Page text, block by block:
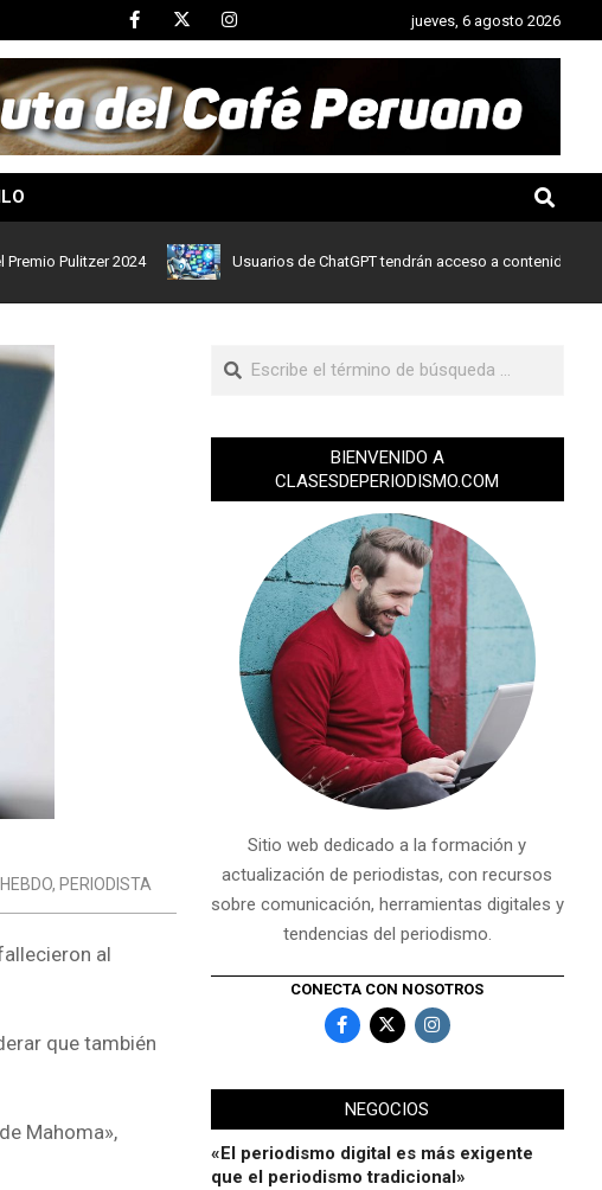
jueves, 6 agosto 2026
2024 Usuarios de ChatGPT tendrán acceso a contenidos de
, PERIODISTA
al
que también
Mahoma»,
BIENVENIDO A
CLASESDEPERIODISMO.COM
Sitio web dedicado a la formación y
actualización de periodistas, con recursos
sobre comunicación, herramientas digitales y
tendencias del periodismo.
CONECTA CON NOSOTROS
NEGOCIOS
«El periodismo digital es más exigente
que el periodismo tradicional»